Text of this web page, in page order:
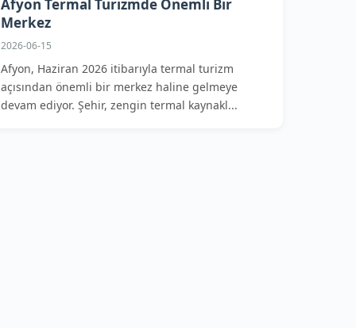
Afyon Termal Turizmde Önemli Bir
Merkez
2026-06-15
Afyon, Haziran 2026 itibarıyla termal turizm
açısından önemli bir merkez haline gelmeye
devam ediyor. Şehir, zengin termal kaynakl...